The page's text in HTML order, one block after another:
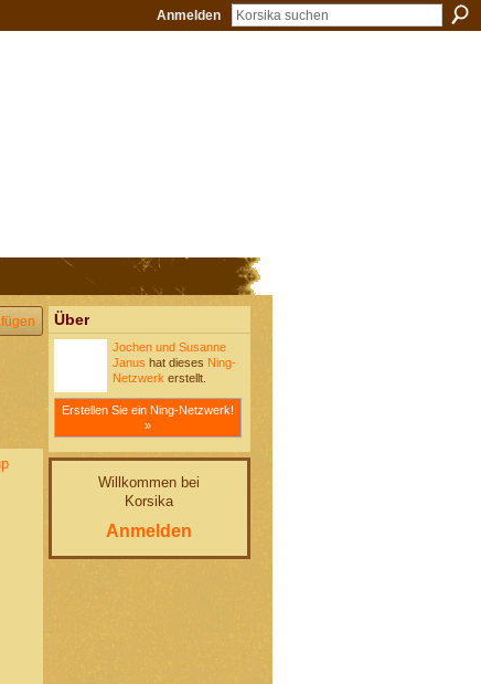
Anmelden
Über
Jochen und Susanne
Janus hat dieses Ning-
Netzwerk erstellt.
Erstellen Sie ein Ning-Netzwerk!
»
Willkommen bei
Korsika
Anmelden